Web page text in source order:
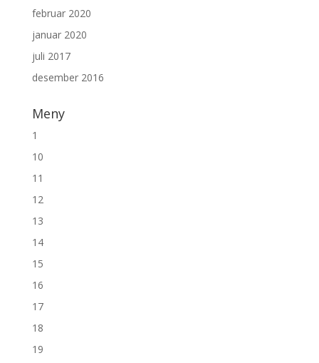
februar 2020
januar 2020
juli 2017
desember 2016
Meny
1
10
11
12
13
14
15
16
17
18
19